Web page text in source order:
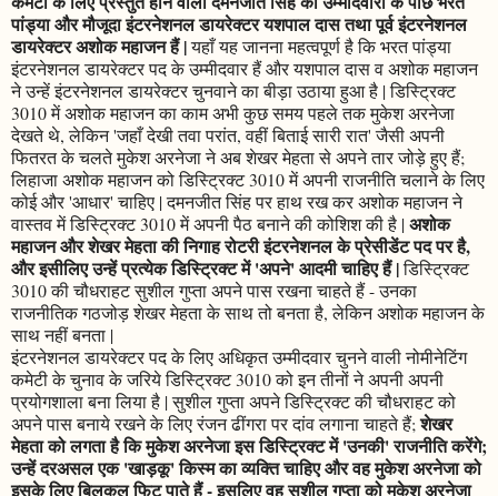
पांड्या और मौजूदा इंटरनेशनल डायरेक्टर यशपाल दास तथा पूर्व इंटरनेशनल
डायरेक्टर अशोक महाजन हैं |यहाँ यह जानना महत्वपूर्ण है कि भरत पांड्या
इंटरनेशनल डायरेक्टर पद के उम्मीदवार हैं और यशपाल दास व अशोक महाजन
ने उन्हें इंटरनेशनल डायरेक्टर चुनवाने का बीड़ा उठाया हुआ है | डिस्ट्रिक्ट
3010 में अशोक महाजन का काम अभी कुछ समय पहले तक मुकेश अरनेजा
देखते थे, लेकिन 'जहाँ देखी तवा परांत, वहीं बिताई सारी रात' जैसी अपनी
फितरत के चलते मुकेश अरनेजा ने अब शेखर मेहता से अपने तार जोड़े हुए हैं;
लिहाजा अशोक महाजन को डिस्ट्रिक्ट 3010 में अपनी राजनीति चलाने के लिए
कोई और 'आधार' चाहिए | दमनजीत सिंह पर हाथ रख कर अशोक महाजन ने
वास्तव में डिस्ट्रिक्ट 3010 में अपनी पैठ बनाने की कोशिश की है | अशोक
महाजन और शेखर मेहता की निगाह रोटरी इंटरनेशनल के प्रेसीडेंट पद पर है,
और इसीलिए उन्हें प्रत्येक डिस्ट्रिक्ट में 'अपने' आदमी चाहिए हैं |डिस्ट्रिक्ट
3010 की चौधराहट सुशील गुप्ता अपने पास रखना चाहते हैं - उनका
राजनीतिक गठजोड़ शेखर मेहता के साथ तो बनता है, लेकिन अशोक महाजन के
साथ नहीं बनता |
इंटरनेशनल डायरेक्टर पद के लिए अधिकृत उम्मीदवार चुनने वाली नोमीनेटिंग
कमेटी के चुनाव के जरिये डिस्ट्रिक्ट 3010 को इन तीनों ने अपनी अपनी
प्रयोगशाला बना लिया है | सुशील गुप्ता अपने डिस्ट्रिक्ट की चौधराहट को
अपने पास बनाये रखने के लिए रंजन ढींगरा पर दांव लगाना चाहते हैं;शेखर
मेहता को लगता है कि मुकेश अरनेजा इस डिस्ट्रिक्ट में 'उनकी' राजनीति करेंगे;
उन्हें दरअसल एक 'खाड़कू' किस्म का व्यक्ति चाहिए और वह मुकेश अरनेजा को
इसके लिए बिलकुल फिट पाते हैं - इसलिए वह सुशील गुप्ता को मुकेश अरनेजा